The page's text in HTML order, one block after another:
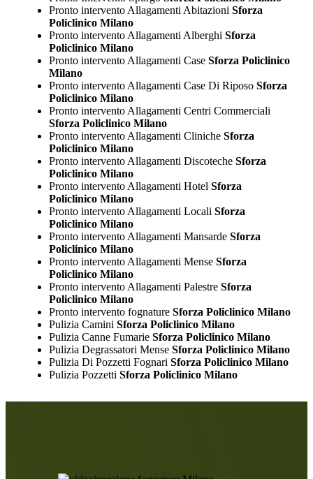
Pronto intervento Allagamenti Abitazioni Sforza
Policlinico Milano
Pronto intervento Allagamenti Alberghi Sforza
Policlinico Milano
Pronto intervento Allagamenti CaseSforza Policlinico
Milano
Pronto intervento Allagamenti Case Di RiposoSforza
Policlinico Milano
Pronto intervento Allagamenti Centri Commerciali
Sforza Policlinico Milano
Pronto intervento Allagamenti ClinicheSforza
Policlinico Milano
Pronto intervento Allagamenti DiscotecheSforza
Policlinico Milano
Pronto intervento Allagamenti Hotel Sforza
Policlinico Milano
Pronto intervento Allagamenti Locali Sforza
Policlinico Milano
Pronto intervento Allagamenti MansardeSforza
Policlinico Milano
Pronto intervento Allagamenti MenseSforza
Policlinico Milano
Pronto intervento Allagamenti PalestreSforza
Policlinico Milano
Pronto intervento fognatureSforza Policlinico Milano
Pulizia Camini Sforza Policlinico Milano
Pulizia Canne FumarieSforza Policlinico Milano
Pulizia Degrassatori MenseSforza Policlinico Milano
Pulizia Di Pozzetti Fognari Sforza Policlinico Milano
Pulizia Pozzetti Sforza Policlinico Milano